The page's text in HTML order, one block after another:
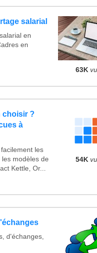
salarial
en
en
63K
choisir ?
à
les
modèles de
Kettle, Or...
54K
d'échanges,